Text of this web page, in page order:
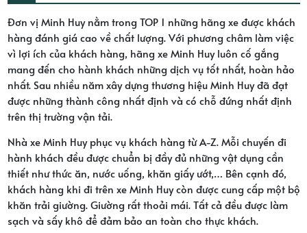
Đơn vị Minh Huy nằm trong TOP 1 những hãng xe được khách
hàng đánh giá cao về chất lượng. Với phương châm làm việc
vì lợi ích của khách hàng, hãng xe Minh Huy luôn cố gắng
mang đến cho hành khách những dịch vụ tốt nhất, hoàn hảo
nhất. Sau nhiều năm xây dựng thương hiệu Minh Huy đã đạt
được những thành công nhất định và có chỗ đứng nhất định
trên thị trường vận tải.
Nhà xe Minh Huy phục vụ khách hàng từ A-Z. Mỗi chuyến đi
hành khách đều được chuẩn bị đầy đủ những vật dụng cần
thiết như thức ăn, nước uống, khăn giấy ướt,… Bên cạnh đó,
khách hàng khi đi trên xe Minh Huy còn được cung cấp một bộ
khăn trải giường. Giường rất thoải mái. Tất cả đều được làm
sạch và sấy khô để đảm bảo an toàn cho thực khách.